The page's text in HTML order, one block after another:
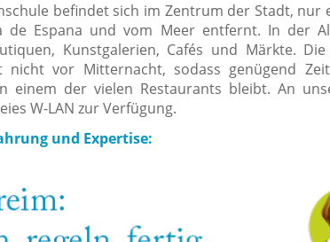
befindet sich im Zentrum der Stadt, nur
de Espana und vom Meer entfernt. In der
Kunstgalerien, Cafés und Märkte.
nicht vor Mitternacht, sodass genügend
einem der vielen Restaurants bleibt. An
W-LAN zur Verfügung.
und Expertise: